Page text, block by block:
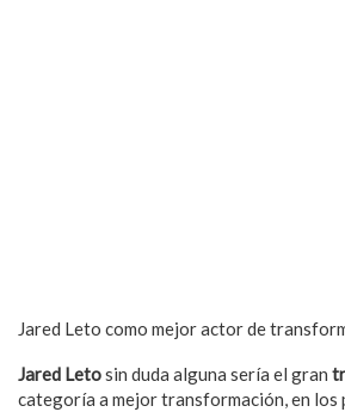
Jared Leto como mejor actor de
Jared Letosin duda alguna sería el gran
categoría a mejor transformación, en los